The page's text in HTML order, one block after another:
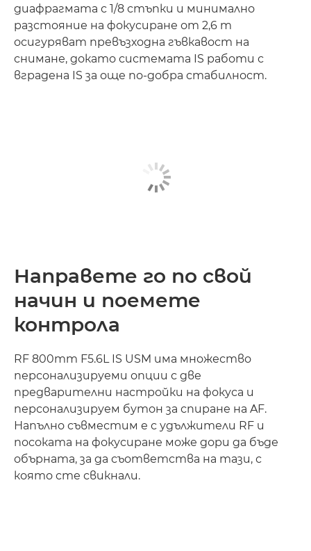
диафрагмата с 1/8 стъпки и минимално
разстояние на фокусиране от 2,6 m
осигуряват превъзходна гъвкавост на
снимане, докато системата IS работи с
вградена IS за още по-добра стабилност.
Направете го по свой
начин и поемете
контрола
RF 800mm F5.6L IS USM има множество
персонализируеми опции с две
предварителни настройки на фокуса и
персонализируем бутон за спиране на AF.
Напълно съвместим е с удължители RF и
посоката на фокусиране може дори да бъде
обърната, за да съответства на тази, с
която сте свикнали.